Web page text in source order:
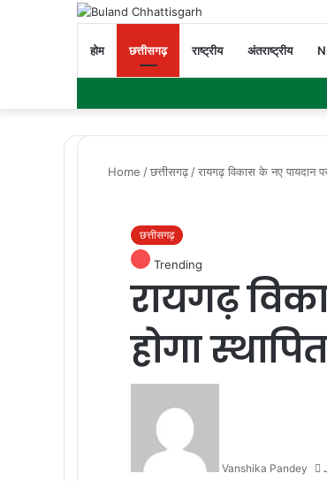
होम छत्तीसगढ़ राष्ट्रीय अंतराष्ट्रीय
Home /छत्तीसगढ़ /रायगढ़ विकास के नए पायदान
छत्तीसगढ़
Trending
रायगढ़
होगा
Vanshika Pandey